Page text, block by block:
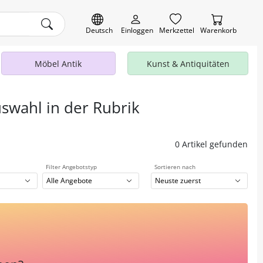
Deutsch Einloggen Merkzettel Warenkorb
Möbel Antik Kunst & Antiquitäten
in der Rubrik
0 Artikel gefunden
Filter Angebotstyp
Alle Angebote
Sortieren nach
Neuste zuerst